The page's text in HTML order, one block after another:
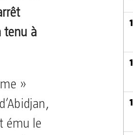
tenu à
»
ému le